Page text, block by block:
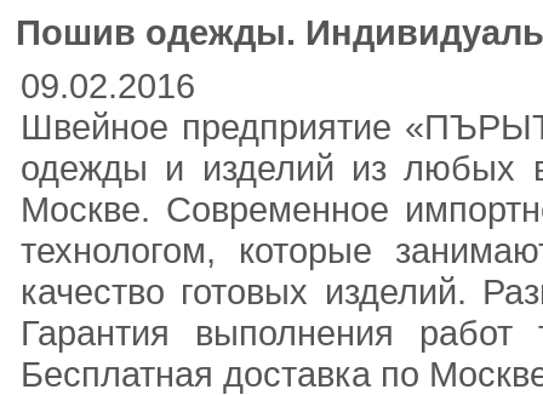
Пошив одежды.
09.02.2016
Швейное предприятие
одежды и изделий из любых
Москве. Современное
технологом, которые
качество готовых изделий.
Гарантия выполнения
Бесплатная доставка по